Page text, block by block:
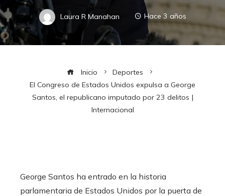
Laura R Manahan Hace 3 años
Inicio
Deportes
El Congreso de Estados Unidos expulsa a George
Santos, el republicano imputado por 23 delitos |
Internacional
George Santos ha entrado en la historia
parlamentaria de Estados Unidos por la puerta de